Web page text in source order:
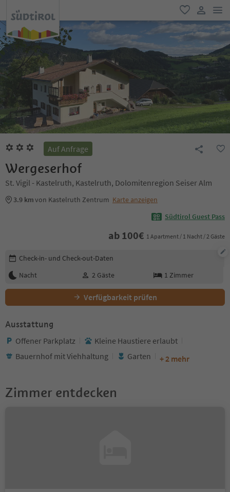
favorit
user link
Auf Anfrage
Wergeserhof
St. Vigil - Kastelruth, Kastelruth, Dolomitenregion Seiser Alm
3.9 kmvon Kastelruth Zentrum Karte anzeigen
Südtirol Guest Pass
ab 100€ 1 Apartment / 1 Nacht / 2 Gäste
Buchungsdetails bearbeiten
Check-in- und Check-out-Daten
Nacht
2 Gäste 1 Zimmer
Verfügbarkeit prüfen
Ausstattung
Offener Parkplatz
Kleine Haustiere erlaubt
Bauernhof mit Viehhaltung
Garten + 2 mehr
Zimmer entdecken